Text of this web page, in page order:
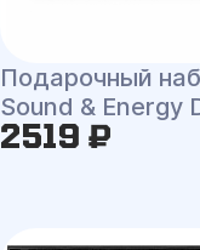
Подарочный
Sound & Energy
2519 ₽